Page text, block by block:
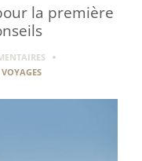
la première
VOYAGES